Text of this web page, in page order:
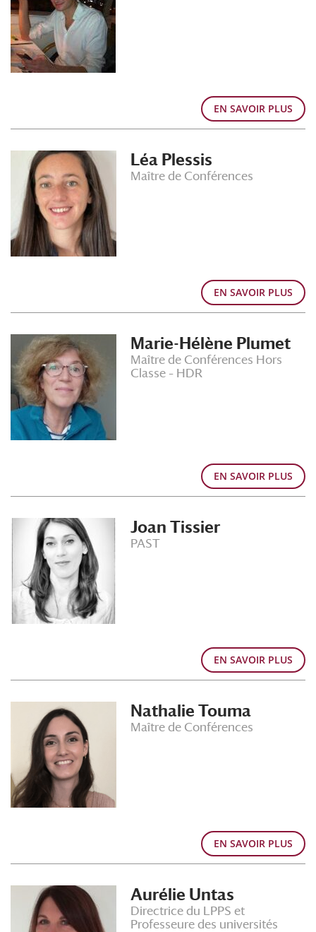
EN SAVOIR PLUS
Léa Plessis
Maître de Conférences
EN SAVOIR PLUS
Marie-Hélène Plumet
Maître de Conférences Hors
Classe – HDR
EN SAVOIR PLUS
Joan Tissier
PAST
EN SAVOIR PLUS
Nathalie Touma
Maître de Conférences
EN SAVOIR PLUS
Aurélie Untas
Directrice du LPPS et
Professeure des universités